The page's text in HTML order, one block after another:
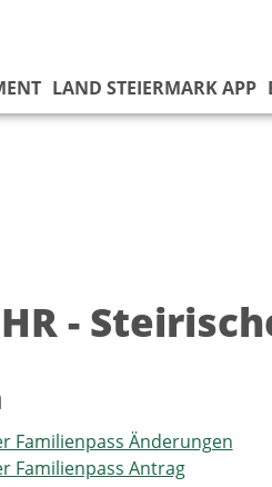
LAND STEIERMARK APP
-
Familienpass Änderungen
Familienpass Antrag